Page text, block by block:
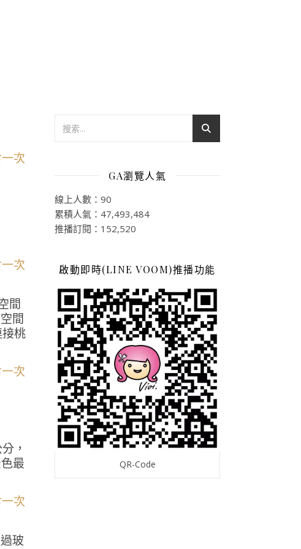
間
間
桃
，
最
玻
GA瀏覽人氣
線上人數：90
累積人氣：47,493,484
推播訂閱：152,520
啟動即時(LINE VOOM)推播功能
QR-Code